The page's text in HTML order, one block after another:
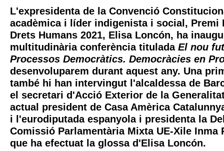
L'expresidenta de la Convenció
acadèmica i líder indigenista i social, Premi
Drets Humans 2021, Elisa Loncón, ha
multitudinària conferència titulada El nou
Processos Democràtics. Democràcies en
desenvoluparem durant aquest any. Una
també hi han intervingut l'alcaldessa de
el secretari d'Acció Exterior de la
actual president de Casa Amèrica
i l'eurodiputada espanyola i presidenta la
Comissió Parlamentària Mixta UE-Xile Inma
que ha efectuat la glossa d'Elisa Loncón.